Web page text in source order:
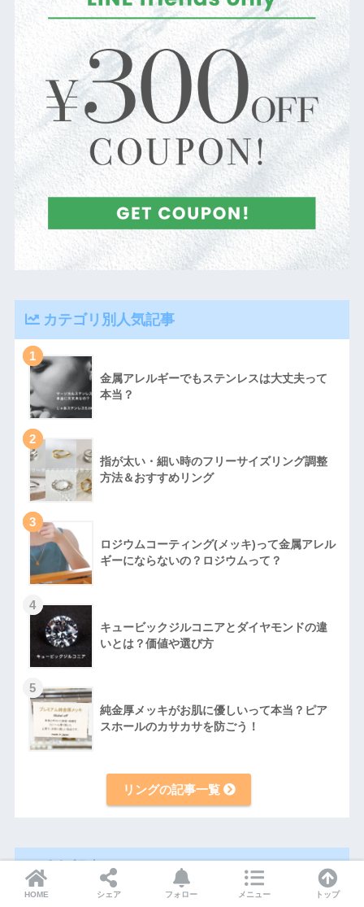
カテゴリ別人気記事
1
金属アレルギーでもステンレスは大丈夫って
本当？
2
指が太い・細い時のフリーサイズリング調整
方法＆おすすめリング
3
ロジウムコーティング(メッキ)って金属アレル
ギーにならないの？ロジウムって？
4
キュービックジルコニアとダイヤモンドの違
いとは？価値や選び方
5
純金厚メッキがお肌に優しいって本当？ピア
スホールのカサカサを防ごう！
リングの記事一覧
人気記事
HOME シェア フォロー メニュー トップ